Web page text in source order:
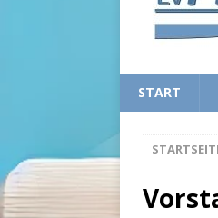
START